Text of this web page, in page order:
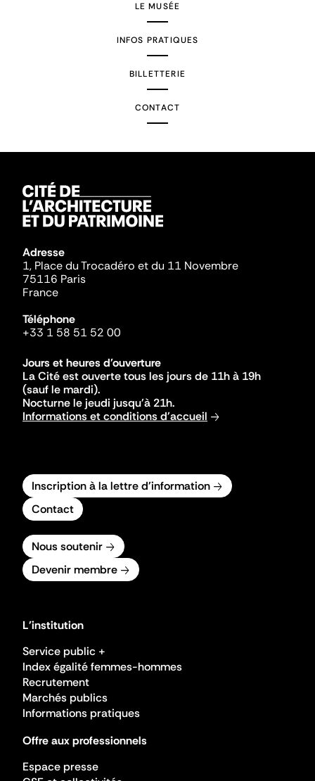
LE MUSÉE
INFOS PRATIQUES
BILLETTERIE
CONTACT
Adresse
1, Place du Trocadéro et du 11 Novembre
75116 Paris
France
Téléphone
+33 1 58 51 52 00
Jours et heures d'ouverture
La Cité est ouverte tous les jours de 11h à 19h
(sauf le mardi).
Nocturne le jeudi jusqu'à 21h.
Informations et conditions d'accueil
Inscription à la lettre d'information
Contact
Nous soutenir
Devenir membre
L'institution
Service public +
Index égalité femmes-hommes
Recrutement
Marchés publics
Informations pratiques
Offre aux professionnels
Espace presse